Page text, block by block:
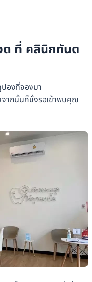
ด ที่ คลินิกทันต
องที่จองมา
จากนั้นก็นั่งรอเข้าพบคุณ